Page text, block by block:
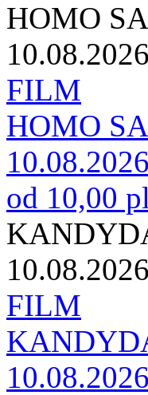
HOMO
FILM
HOMO
od 10,00
FILM